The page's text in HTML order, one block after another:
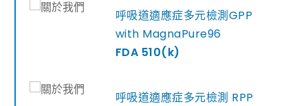
呼吸道適應症多元檢測GPP
with MagnaPure96
FDA 510(k)
呼吸道適應症多元檢測 RPP